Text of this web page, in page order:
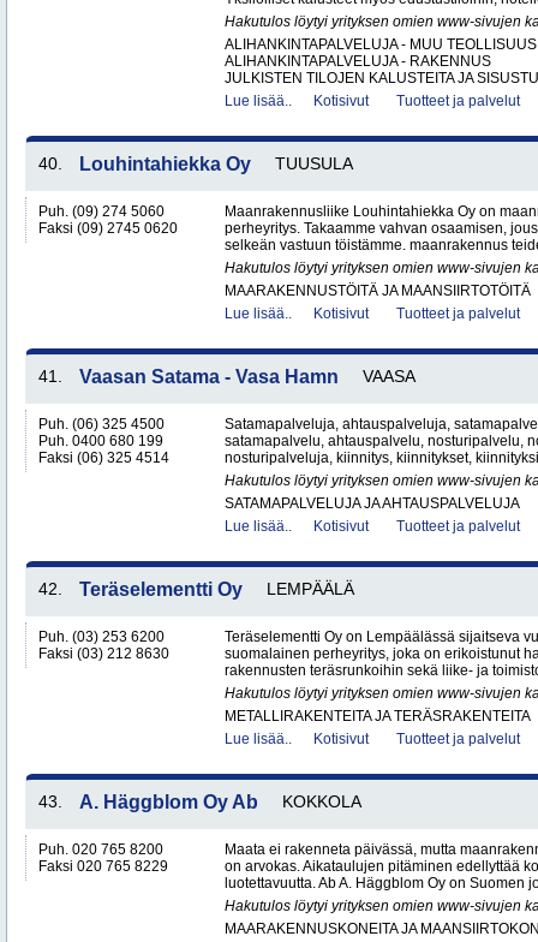
Hakutulos löytyi yrityksen omien www-sivujen
ALIHANKINTAPALVELUJA - MUU TEOLLISUUS
ALIHANKINTAPALVELUJA - RAKENNUS
JULKISTEN TILOJEN KALUSTEITA JA
Lue lisää..
Kotisivut Tuotteet ja palvelut
40. Louhintahiekka Oy TUUSULA
Puh. (09) 274 5060
Faksi (09) 2745 0620
Maanrakennusliike Louhintahiekka Oy on
perheyritys. Takaamme vahvan osaamisen,
selkeän vastuun töistämme. maanrakennus
Hakutulos löytyi yrityksen omien www-sivujen
MAARAKENNUSTÖITÄ JA MAANSIIRTOTÖITÄ
Lue lisää..
Kotisivut Tuotteet ja palvelut
41. Vaasan Satama - Vasa Hamn VAASA
Puh. (06) 325 4500
Puh. 0400 680 199
Faksi (06) 325 4514
Satamapalveluja, ahtauspalveluja,
satamapalvelu, ahtauspalvelu, nosturipalvelu,
nosturipalveluja, kiinnitys, kiinnitykset,
Hakutulos löytyi yrityksen omien www-sivujen
SATAMAPALVELUJA JA AHTAUSPALVELUJA
Lue lisää..
Kotisivut Tuotteet ja palvelut
42. Teräselementti Oy LEMPÄÄLÄ
Puh. (03) 253 6200
Faksi (03) 212 8630
Teräselementti Oy on Lempäälässä sijaitseva
suomalainen perheyritys, joka on erikoistunut
rakennusten teräsrunkoihin sekä liike- ja
Hakutulos löytyi yrityksen omien www-sivujen
METALLIRAKENTEITA JA TERÄSRAKENTEITA
Lue lisää..
Kotisivut Tuotteet ja palvelut
43. A. Häggblom Oy Ab KOKKOLA
Puh. 020 765 8200
Faksi 020 765 8229
Maata ei rakenneta päivässä, mutta
on arvokas. Aikataulujen pitäminen edellyttää
luotettavuutta. Ab A. Häggblom Oy on Suomen
Hakutulos löytyi yrityksen omien www-sivujen
MAARAKENNUSKONEITA JA